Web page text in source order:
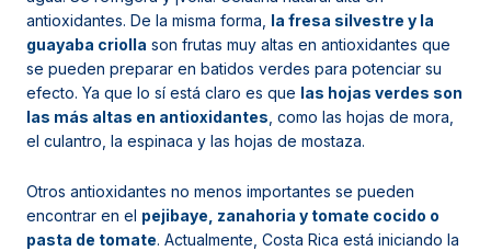
antioxidantes. De la misma forma, la fresa silvestre y la
guayaba criolla son frutas muy altas en antioxidantes que
se pueden preparar en batidos verdes para potenciar su
efecto. Ya que lo sí está claro es que las hojas verdes son
las más altas en antioxidantes , como las hojas de mora,
el culantro, la espinaca y las hojas de mostaza.
Otros antioxidantes no menos importantes se pueden
encontrar en el pejibaye, zanahoria y tomate cocido o
pasta de tomate. Actualmente, Costa Rica está iniciando la